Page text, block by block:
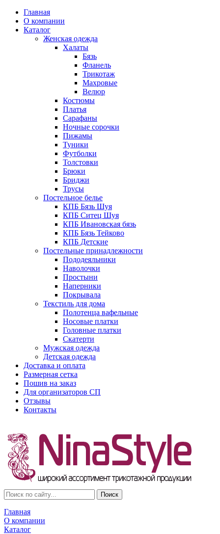
Главная
О компании
Каталог
Женская одежда
Халаты
Бязь
Фланель
Трикотаж
Махровые
Велюр
Костюмы
Платья
Сарафаны
Ночные сорочки
Пижамы
Туники
Футболки
Толстовки
Брюки
Бриджи
Трусы
Постельное белье
КПБ Бязь Шуя
КПБ Ситец Шуя
КПБ Ивановская бязь
КПБ Бязь Тейково
КПБ Детские
Постельные принадлежности
Пододеяльники
Наволочки
Простыни
Наперники
Покрывала
Текстиль для дома
Полотенца вафельные
Носовые платки
Головные платки
Скатерти
Мужская одежда
Детская одежда
Доставка и оплата
Размерная сетка
Пошив на заказ
Для организаторов СП
Отзывы
Контакты
Главная
О компании
Каталог